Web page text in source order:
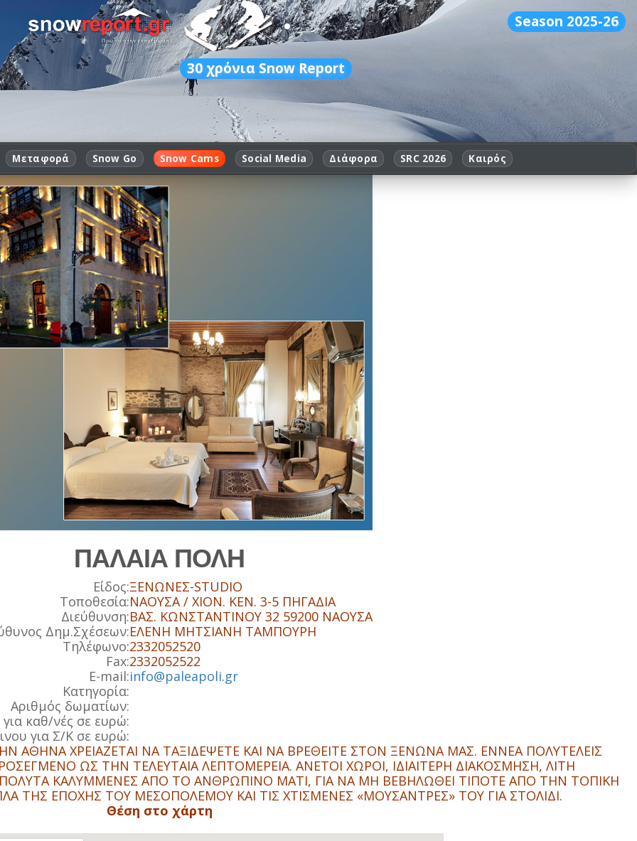
Season 2025-26
30 χρόνια Snow Report
Μεταφορά Snow Go Snow Cams Social Media Διάφορα SRC 2026 Καιρός
ΠΑΛΑΙΑ ΠΟΛΗ
Είδος:ΞΕΝΩΝΕΣ-STUDIO
Τοποθεσία:ΝΑΟΥΣΑ / ΧΙΟΝ. ΚΕΝ. 3-5 ΠΗΓΑΔΙΑ
Διεύθυνση:ΒΑΣ. ΚΩΝΣΤΑΝΤΙΝΟΥ 32 59200 ΝΑΟΥΣΑ
Δημ.Σχέσεων:ΕΛΕΝΗ ΜΗΤΣΙΑΝΗ ΤΑΜΠΟΥΡΗ
Τηλέφωνο:2332052520
Fax:2332052522
E-mail:info@paleapoli.gr
Κατηγορία:
Αριθμός δωματίων:
για καθ/νές σε ευρώ:
για Σ/Κ σε ευρώ:
ΑΘΗΝΑ ΧΡΕΙΑΖΕΤΑΙ ΝΑ ΤΑΞΙΔΕΨΕΤΕ ΚΑΙ ΝΑ ΒΡΕΘΕΙΤΕ ΣΤΟΝ ΞΕΝΩΝΑ ΜΑΣ. ΕΝΝΕΑ ΠΟΛΥΤΕΛΕΙΣ
ΩΣ ΤΗΝ ΤΕΛΕΥΤΑΙΑ ΛΕΠΤΟΜΕΡΕΙΑ. ΑΝΕΤΟΙ ΧΩΡΟΙ, ΙΔΙΑΙΤΕΡΗ ΔΙΑΚΟΣΜΗΣΗ, ΛΙΤΗ
ΚΑΛΥΜΜΕΝΕΣ ΑΠΟ ΤΟ ΑΝΘΡΩΠΙΝΟ ΜΑΤΙ, ΓΙΑ ΝΑ ΜΗ ΒΕΒΗΛΩΘΕΙ ΤΙΠΟΤΕ ΑΠΟ ΤΗΝ ΤΟΠΙΚΗ
ΤΗΣ ΕΠΟΧΗΣ ΤΟΥ ΜΕΣΟΠΟΛΕΜΟΥ ΚΑΙ ΤΙΣ ΧΤΙΣΜΕΝΕΣ «ΜΟΥΣΑΝΤΡΕΣ» ΤΟΥ ΓΙΑ ΣΤΟΛΙΔΙ.
Θέση στο χάρτη